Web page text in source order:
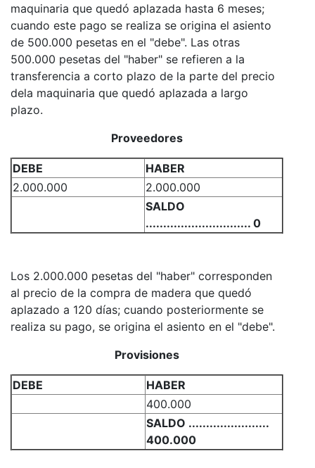
maquinaria que quedó aplazada hasta 6 meses;
cuando este pago se realiza se origina el asiento
de 500.000 pesetas en el "debe". Las otras
500.000 pesetas del "haber" se refieren a la
transferencia a corto plazo de la parte del precio
dela maquinaria que quedó aplazada a largo
plazo.
Proveedores
DEBE
HABER
2.000.000
2.000.000
SALDO
.............................. 0
Los 2.000.000 pesetas del "haber" corresponden
al precio de la compra de madera que quedó
aplazado a 120 días; cuando posteriormente se
realiza su pago, se origina el asiento en el "debe".
Provisiones
DEBE
HABER
400.000
SALDO .......................
400.000